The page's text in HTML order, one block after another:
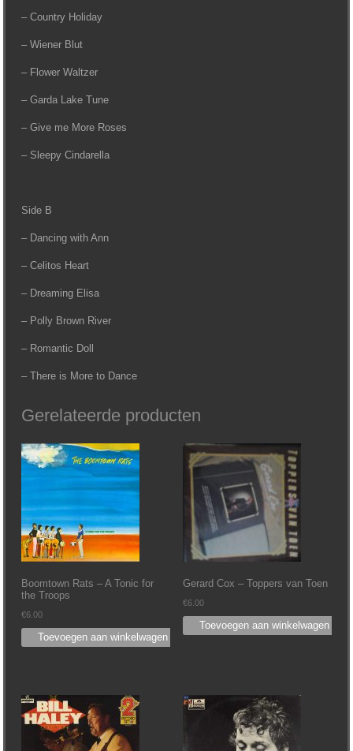
– Country Holiday
– Wiener Blut
– Flower Waltzer
– Garda Lake Tune
– Give me More Roses
– Sleepy Cindarella
Side B
– Dancing with Ann
– Celitos Heart
– Dreaming Elisa
– Polly Brown River
– Romantic Doll
– There is More to Dance
Gerelateerde producten
Boomtown Rats – A Tonic for
the Troops
€6.00
Toevoegen aan winkelwagen
Gerard Cox – Toppers van Toen
€6.00
Toevoegen aan winkelwagen